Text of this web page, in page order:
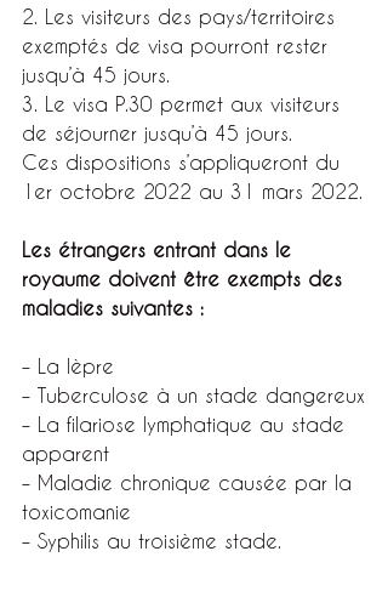
2. Les visiteurs des pays/territoires
exemptés de visa pourront rester
jusqu’à 45 jours.
3. Le visa P.30 permet aux visiteurs
de séjourner jusqu’à 45 jours.
Ces dispositions s’appliqueront du
1er octobre 2022 au 31 mars 2022.
Les étrangers entrant dans le
royaume doivent être exempts des
maladies suivantes :
– La lèpre
– Tuberculose à un stade dangereux
– La filariose lymphatique au stade
apparent
– Maladie chronique causée par la
toxicomanie
– Syphilis au troisième stade.